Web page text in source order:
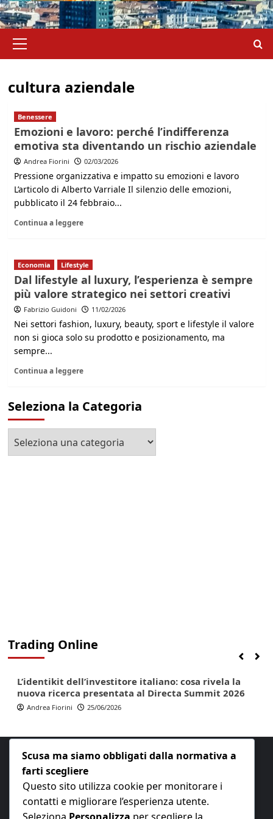
principale
cultura aziendale
Benessere
Emozioni e lavoro: perché l’indifferenza
emotiva sta diventando un rischio aziendale
Andrea Fiorini 02/03/2026
Pressione organizzativa e impatto su emozioni e lavoro
L’articolo di Alberto Varriale Il silenzio delle emozioni,
pubblicato il 24 febbraio...
Continua a leggere
Economia Lifestyle
Dal lifestyle al luxury, l’esperienza è sempre
più valore strategico nei settori creativi
Fabrizio Guidoni 11/02/2026
Nei settori fashion, luxury, beauty, sport e lifestyle il valore
non si gioca solo su prodotto e posizionamento, ma
sempre...
Continua a leggere
Seleziona la Categoria
la
Trading Online
L’identikit dell’investitore italiano: cosa rivela la
nuova ricerca presentata al Directa Summit 2026
Andrea Fiorini 25/06/2026
E-mail:redazione@nuovaeconomia.it
Scusa ma siamo obbligati dalla normativa a
farti scegliere
Questo sito utilizza cookie per monitorare i
contatti e migliorare l’esperienza utente.